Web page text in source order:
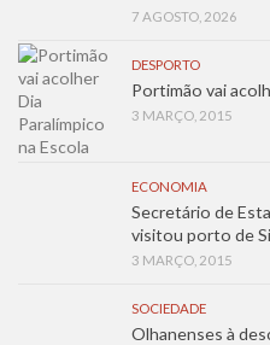
7 AGOSTO, 2026
DESPORTO
Portimão vai
3 MARÇO, 2015
ECONOMIA
Secretário de
visitou porto de
3 MARÇO, 2015
SOCIEDADE
Olhanenses à